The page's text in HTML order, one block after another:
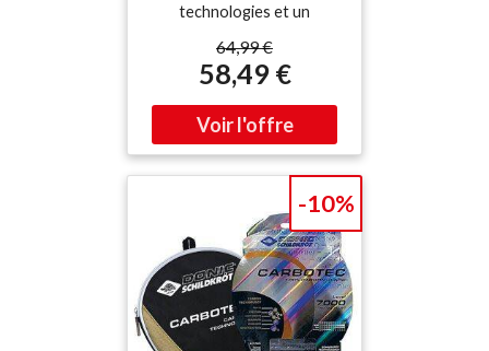
technologies et un
une raquette premium
absolue pour le joueur
exigeant avec une force de
jeu allant du joueur de loisir
ambitieux à la transition
vers le sport de
compétition Aucun
compromis sur la qualité du
bois et du manche, le
revêtement ENERGY de
très haute qualité de
Schildkröt offre une très
bonne adhérence pour un
64,99 €
58,49 €
-10%